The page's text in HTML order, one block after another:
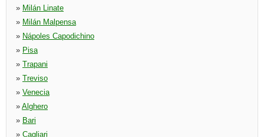
» Milán Linate
» Milán Malpensa
» Nápoles Capodichino
» Pisa
» Trapani
» Treviso
» Venecia
» Alghero
» Bari
» Cagliari